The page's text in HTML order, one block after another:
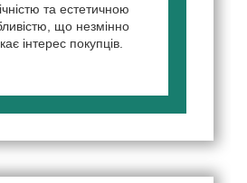
та естетичною
що незмінно
інтерес покупців.